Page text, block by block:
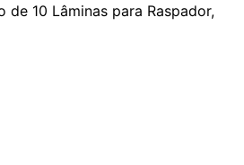
de 10 Lâminas para Raspador,